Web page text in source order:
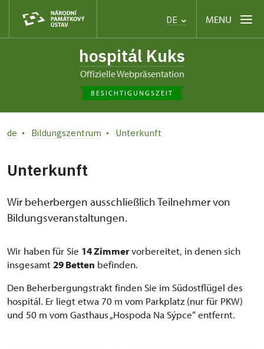
DE MENU
hospitál Kuks
offizielle Webpräsentation
BESICHTIGUNGSZEIT
de Bildungszentrum Unterkunft
Unterkunft
Wir beherbergen ausschließlich Teilnehmer von
Bildungsveranstaltungen.
Wir haben für Sie 14 Zimmervorbereitet, in denen sich
insgesamt29 Betten befinden.
Den Beherbergungstrakt finden Sie im Südostflügel des
hospitál. Er liegt etwa 70 m vom Parkplatz (nur für PKW)
und 50 m vom Gasthaus „Hospoda Na Sýpce“ entfernt.